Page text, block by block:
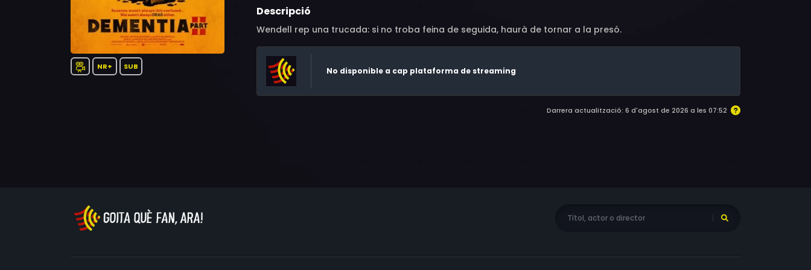
NR+ SUB
Descripció
Wendell rep una trucada: si no troba feina de seguida, haurà de tornar a la presó.
No disponible a cap plataforma de streaming
Darrera actualització: 6 d'agost de 2026 a les 07:52